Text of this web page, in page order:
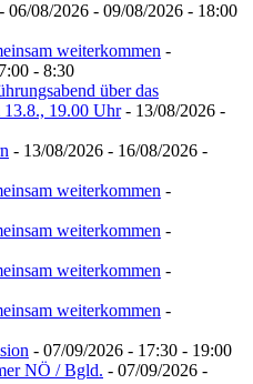
06/08/2026 - 09/08/2026 - 18:00
weiterkommen -
- 8:30
über das
19.00 Uhr- 13/08/2026 -
- 13/08/2026 - 16/08/2026 -
weiterkommen -
weiterkommen -
weiterkommen -
weiterkommen -
- 07/09/2026 - 17:30 - 19:00
NÖ / Bgld. - 07/09/2026 -